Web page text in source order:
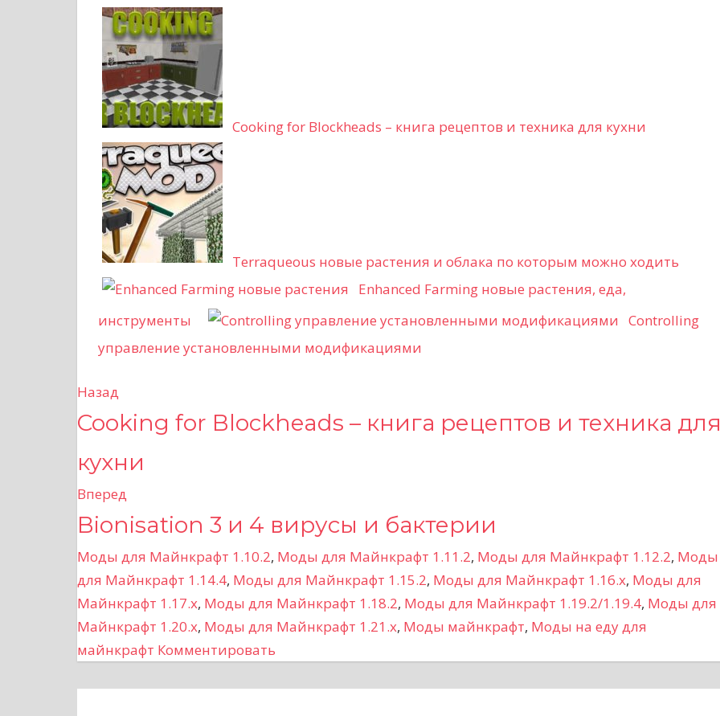
Cooking for Blockheads – книга рецептов и техника для кухни
Terraqueous новые растения и облака по которым можно ходить
Enhanced Farming новые растения, еда,
инструменты
Controlling
управление установленными модификациями
Н
а
в
и
г
а
ц
и
Назад
Cooking for Blockheads – книга рецептов и техника для
кухни
Вперед
Bionisation 3 и 4 вирусы и бактерии
Моды для Майнкрафт 1.10.2, Моды для Майнкрафт 1.11.2, Моды для Майнкрафт 1.12.2, Моды
для Майнкрафт 1.14.4, Моды для Майнкрафт 1.15.2, Моды для Майнкрафт 1.16.x, Моды для
Майнкрафт 1.17.x, Моды для Майнкрафт 1.18.2, Моды для Майнкрафт 1.19.2/1.19.4, Моды для
Майнкрафт 1.20.x, Моды для Майнкрафт 1.21.x, Моды майнкрафт, Моды на еду для
майнкрафт Комментировать